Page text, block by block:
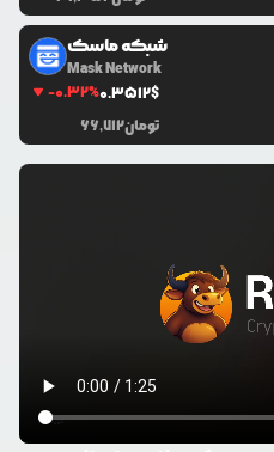
PancakeV2
نوع نقدینگی
شبکه ماسک
Mask Network
-0.32%0.3512$
66,712تومان